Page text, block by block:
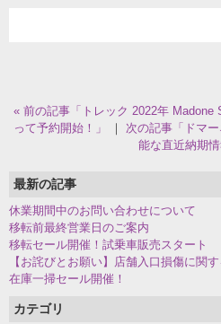
« 前の記事「トレック 2022年 Madone
って予約開始！」
｜ 次の記事「ドマ
能な直近納期
最新の記事
休業期間中のお問い合わせについて
移転前最終営業日のご案内
移転セール開催！試乗車販売スタート
【お詫びとお願い】店舗入口損傷に関
在庫一掃セール開催！
カテゴリ